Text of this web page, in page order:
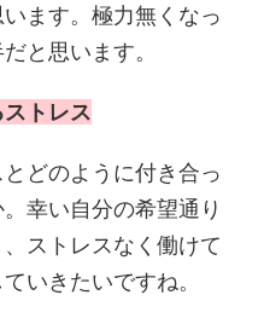
ます。極力無くなっ
と思います。
トレス
どのように付き合っ
幸い自分の希望通り
ストレスなく働けて
いきたいですね。